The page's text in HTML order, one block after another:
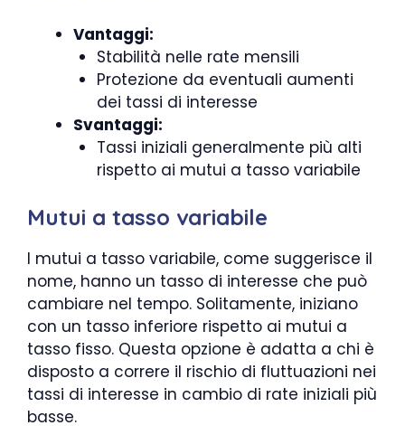
Vantaggi:
Stabilità nelle rate mensili
Protezione da eventuali aumenti
dei tassi di interesse
Svantaggi:
Tassi iniziali generalmente più alti
rispetto ai mutui a tasso variabile
Mutui a tasso variabile
I mutui a tasso variabile, come suggerisce il
nome, hanno un tasso di interesse che può
cambiare nel tempo. Solitamente, iniziano
con un tasso inferiore rispetto ai mutui a
tasso fisso. Questa opzione è adatta a chi è
disposto a correre il rischio di fluttuazioni nei
tassi di interesse in cambio di rate iniziali più
basse.